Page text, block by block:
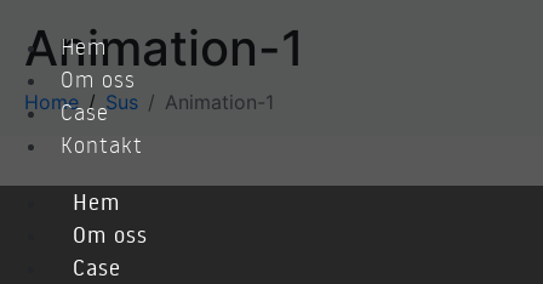
Hem
Om oss
Case
Kontakt
Hem
Om oss
Case
Animation-1
Home Sus Animation-1